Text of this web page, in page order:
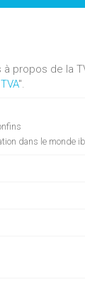
à propos de la
".
dans le monde